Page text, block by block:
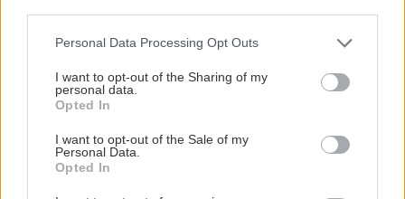
Please note that this website/app uses one or more Google
not limited to your visit or usage behaviour. You may click to
grant or deny consent to Google and its third-party tags to
use your data for below specified purposes in below Google
consent section.
Personal Data Processing Opt Outs
I want to opt-out of the Sharing of my
personal data.
Opted In
I want to opt-out of the Sale of my
Personal Data.
Opted In
Nemusí to byť len
levanduľa! 7 fialových
krások, ktoré rozžiaria
vašu záhradu
Môže aspirín zachrániť
možno prekvapí